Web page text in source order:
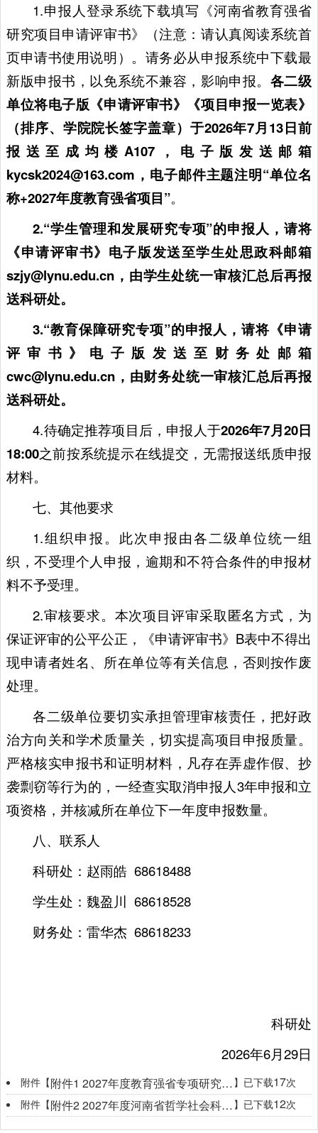
1.申报人登录系统下载填写《河南省教育强省
研究项目申请评审书》（注意：请认真阅读系统首
页申请书使用说明）。请务必从申报系统中下载最
新版申报书，以免系统不兼容，影响申报。 各二级
单位将电子版《申请评审书》《项目申报一览表》
（排序、学院院长签字盖章）于2026年7月13日前
报送至成均楼A107，电子版发送邮箱
kycsk2024@163.com，电子邮件主题注明“单位名
称+2027年度教育强省项目”。
2.“学生管理和发展研究专项”的申报人，请将
《申请评审书》电子版发送至学生处思政科邮箱
szjy@lynu.edu.cn ，由学生处统一审核汇总后再报
送科研处。
3.“教育保障研究专项”的申报人，请将《申请
评审书》 电子版发送至财务处邮箱
cwc@lynu.edu.cn ，由财务处统一审核汇总后再报
送科研处。
4.待确定推荐项目后，申报人于2026年7月20日
18:00之前按系统提示在线提交，无需报送纸质申报
材料。
七、其他要求
1.组织申报。此次申报由各二级单位统一组
织，不受理个人申报，逾期和不符合条件的申报材
料不予受理。
2.审核要求。本次项目评审采取匿名方式，为
保证评审的公平公正，《申请评审书》B表中不得出
现申请者姓名、所在单位等有关信息，否则按作废
处理。
各二级单位要切实承担管理审核责任，把好政
治方向关和学术质量关，切实提高项目申报质量。
严格核实申报书和证明材料，凡存在弄虚作假、抄
袭剽窃等行为的，一经查实取消申报人3年申报和立
项资格，并核减所在单位下一年度申报数量。
八、联系人
科研处：赵雨皓 68618488
学生处：魏盈川 68618528
财务处：雷华杰 68618233
科研处
2026年6月29日
附件【 附件1 2027年度教育强省专项研究项目申报书.rar 】已下载17次
附件【
附件2 2027年度河南省哲学社会科学教育强省研究项目申报一览表.doc 】已下载12次